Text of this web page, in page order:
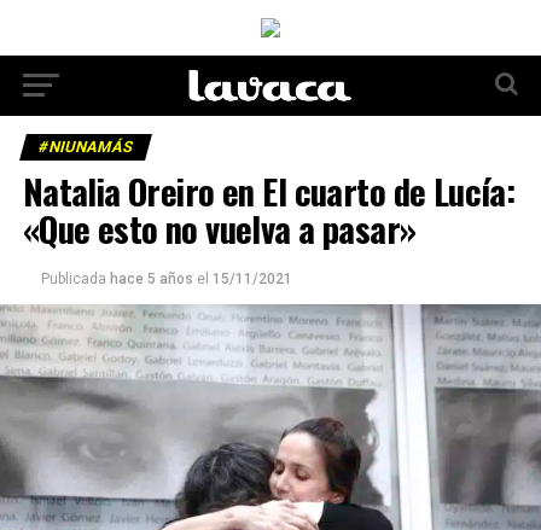
#NIUNAMÁS
Natalia Oreiro en El cuarto de Lucía:
«Que esto no vuelva a pasar»
Publicada hace 5 años el 15/11/2021